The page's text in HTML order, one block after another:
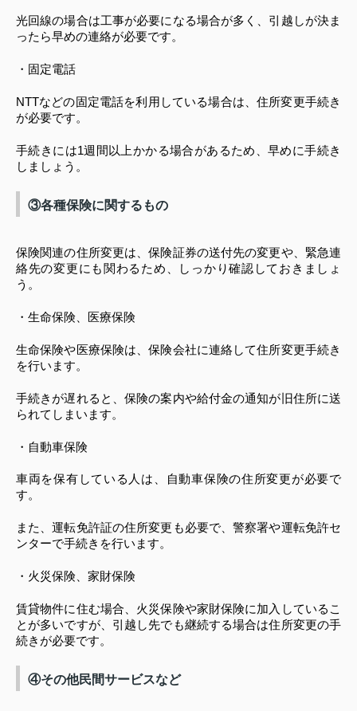
光回線の場合は工事が必要になる場合が多く、引越しが決ま
ったら早めの連絡が必要です。
・固定電話
NTTなどの固定電話を利用している場合は、住所変更手続き
が必要です。
手続きには1週間以上かかる場合があるため、早めに手続き
しましょう。
③各種保険に関するもの
保険関連の住所変更は、保険証券の送付先の変更や、緊急連
絡先の変更にも関わるため、しっかり確認しておきましょ
う。
・生命保険、医療保険
生命保険や医療保険は、保険会社に連絡して住所変更手続き
を行います。
手続きが遅れると、保険の案内や給付金の通知が旧住所に送
られてしまいます。
・自動車保険
車両を保有している人は、自動車保険の住所変更が必要で
す。
また、運転免許証の住所変更も必要で、警察署や運転免許セ
ンターで手続きを行います。
・火災保険、家財保険
賃貸物件に住む場合、火災保険や家財保険に加入しているこ
とが多いですが、引越し先でも継続する場合は住所変更の手
続きが必要です。
④その他民間サービスなど